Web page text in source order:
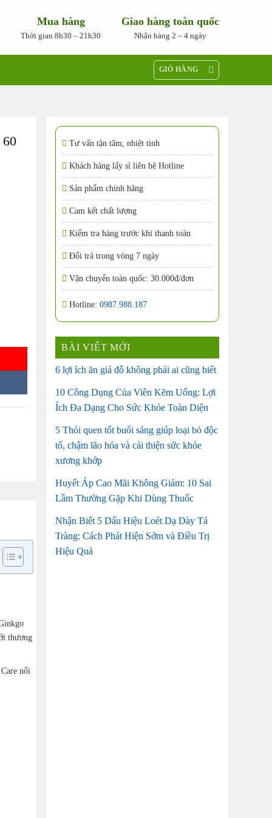
Mua hàng
Thời gian 8h30 – 21h30
Giao hàng toàn quốc
Nhận hàng 2 – 4 ngày
GIỎ HÀNG
Tư vấn tận tâm, nhiệt tình
Khách hàng lấy sỉ liên hệ Hotline
Sản phẩm chính hãng
Cam kết chất lượng
Kiểm tra hàng trước khi thanh toán
Đổi trả trong vòng 7 ngày
Vận chuyển toàn quốc: 30.000đ/đơn
Hotline: 0987.988.187
BÀI VIẾT MỚI
6 lợi ích ăn giá đỗ không phải ai cũng biết
10 Công Dụng Của Viên Kẽm Uống: Lợi
Ích Đa Dạng Cho Sức Khỏe Toàn Diện
5 Thói quen tốt buổi sáng giúp loại bỏ độc
tố, chậm lão hóa và cải thiện sức khỏe
xương khớp
Huyết Áp Cao Mãi Không Giảm: 10 Sai
Lầm Thường Gặp Khi Dùng Thuốc
Nhận Biết 5 Dấu Hiệu Loét Dạ Dày Tá
Tràng: Cách Phát Hiện Sớm và Điều Trị
Hiệu Quả
thương
nổi